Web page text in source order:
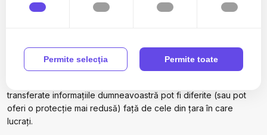
cookie
datele dumneavoastră cu caracter personal sunt transferate din
propria țară în altă țară, legile și regulile care protejează datele
transferate informațiile dumneavoastră pot fi diferite (sau pot
oferi o protecție mai redusă) față de cele din țara în care
lucrați.
Permite selecţia Permite toate